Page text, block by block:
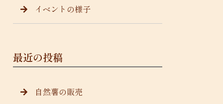
イベントの様子
最近の投稿
自然薯の販売